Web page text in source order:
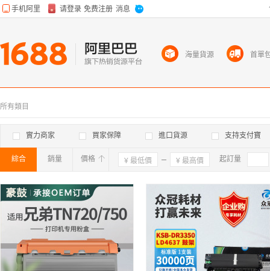
所有類目
實力商家 買家保障 進口貨源 支持支付寶
綜合 銷量 價格 確定 起訂量
海量貨源 首單